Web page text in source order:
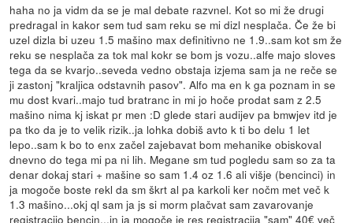
haha no ja vidm da se je mal debate razvnel. Kot so mi že drugi
predragal in kakor sem tud sam reku se mi dizl nesplača. Če že bi
uzel dizla bi uzeu 1.5 mašino max definitivno ne 1.9..sam kot sm že
reku se nesplača za tok mal kokr se bom js vozu..alfe majo sloves
tega da se kvarjo..seveda vedno obstaja izjema sam ja ne reče se
ji zastonj "kraljica odstavnih pasov". Alfo ma en k ga poznam in se
mu dost kvari..majo tud bratranc in mi jo hoče prodat sam z 2.5
mašino nima kj iskat pr men :D glede stari audijev pa bmwjev itd je
pa tko da je to velik rizik..ja lohka dobiš avto k ti bo delu 1 let
lepo..sam k bo to enx začel zajebavat bom mehanike obiskoval
dnevno do tega mi pa ni lih. Megane sm tud pogledu sam so za ta
denar dokaj stari + mašine so sam 1.4 oz 1.6 ali višje (bencinci) in
ja mogoče boste rekl da sm škrt al pa karkoli ker nočm met več k
1.3 mašino...okj ql sam ja js si morm plačvat sam zavarovanje
registracijo bencin...in ja mogoče je res registracija "sam" 40€ več